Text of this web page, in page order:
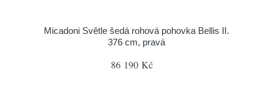
Micadoni Světle šedá rohová pohovka Bellis II.
376 cm, pravá
86 190 Kč